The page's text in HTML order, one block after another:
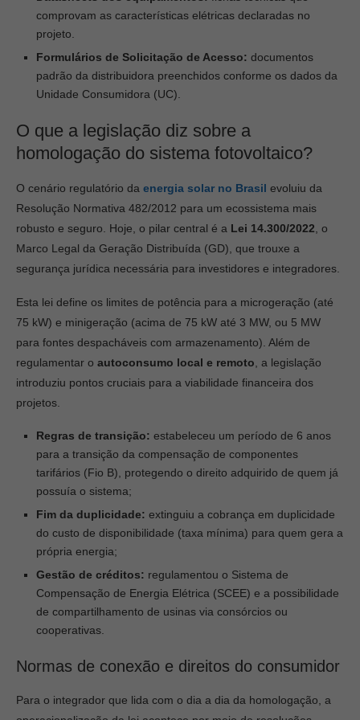
comprovam as características elétricas declaradas no
projeto.
Formulários de Solicitação de Acesso: documentos
padrão da distribuidora preenchidos conforme os dados da
Unidade Consumidora (UC).
O que a legislação diz sobre a
homologação do sistema fotovoltaico?
O cenário regulatório da energia solar no Brasil evoluiu da
Resolução Normativa 482/2012 para um ecossistema mais
robusto e seguro. Hoje, o pilar central é a Lei 14.300/2022 , o
Marco Legal da Geração Distribuída (GD), que trouxe a
segurança jurídica necessária para investidores e integradores.
Esta lei define os limites de potência para a microgeração (até
75 kW) e minigeração (acima de 75 kW até 3 MW, ou 5 MW
para fontes despacháveis com armazenamento). Além de
regulamentar o autoconsumo local e remoto , a legislação
introduziu pontos cruciais para a viabilidade financeira dos
projetos.
Regras de transição: estabeleceu um período de 6 anos
para a transição da compensação de componentes
tarifários (Fio B), protegendo o direito adquirido de quem já
possuía o sistema;
Fim da duplicidade: extinguiu a cobrança em duplicidade
do custo de disponibilidade (taxa mínima) para quem gera a
própria energia;
Gestão de créditos: regulamentou o Sistema de
Compensação de Energia Elétrica (SCEE) e a possibilidade
de compartilhamento de usinas via consórcios ou
cooperativas.
Normas de conexão e direitos do consumidor
Para o integrador que lida com o dia a dia da homologação, a